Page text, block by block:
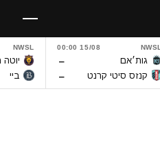
NWSL
15/08 00:00
גות׳אם –
קנזס סיטי קרנט –
NWSL
יוטה
ביי